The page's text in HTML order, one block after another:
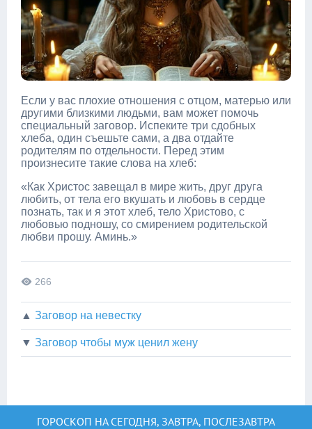
Если у вас плохие отношения с отцом, матерью или
другими близкими людьми, вам может помочь
специальный заговор. Испеките три сдобных
хлеба, один съешьте сами, а два отдайте
родителям по отдельности. Перед этим
произнесите такие слова на хлеб:
«Как Христос завещал в мире жить, друг друга
любить, от тела его вкушать и любовь в сердце
познать, так и я этот хлеб, тело Христово, с
любовью подношу, со смирением родительской
любви прошу. Аминь.»
266
▲ Заговор на невестку
▼ Заговор чтобы муж ценил жену
ГОРОСКОП НА СЕГОДНЯ, ЗАВТРА, ПОСЛЕЗАВТРА